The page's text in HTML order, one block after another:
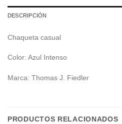
DESCRIPCIÓN
Chaqueta casual
Color: Azul Intenso
Marca: Thomas J. Fiedler
PRODUCTOS RELACIONADOS